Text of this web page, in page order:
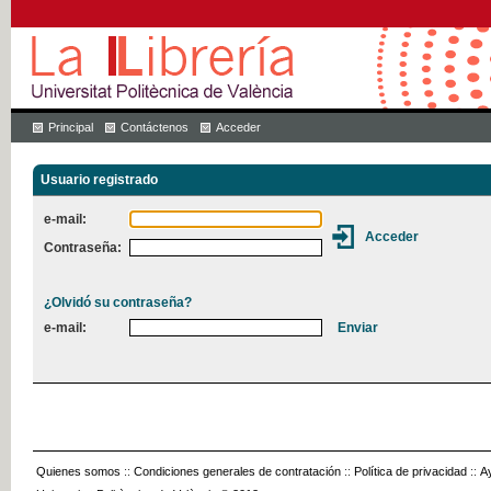
Principal Contáctenos Acceder
Usuario registrado
e-mail:
Contraseña:
¿Olvidó su contraseña?
e-mail:
Quienes somos :: Condiciones generales de contratación :: Política de privacidad ::